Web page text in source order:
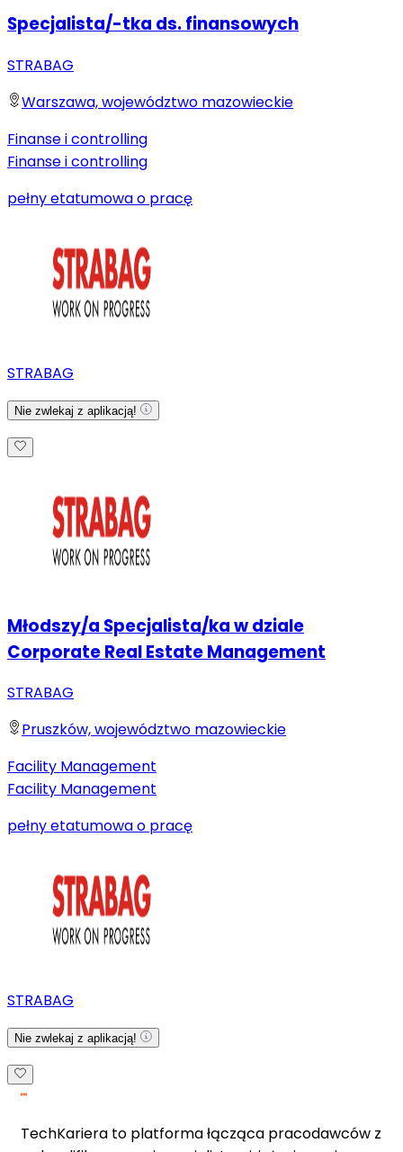
Specjalista/-tka ds. finansowych
STRABAG
Warszawa, województwo mazowieckie
Finanse i controlling
Finanse i controlling
pełny etatumowa o pracę
STRABAG
Nie zwlekaj z aplikacją!
Młodszy/a Specjalista/ka w dziale
Corporate Real Estate Management
STRABAG
Pruszków, województwo mazowieckie
Facility Management
Facility Management
pełny etatumowa o pracę
STRABAG
Nie zwlekaj z aplikacją!
TechKariera to platforma łącząca pracodawców z